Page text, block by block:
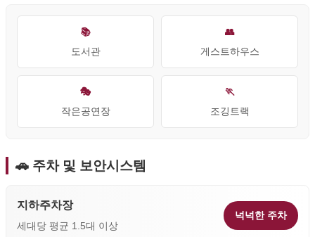
📚
도서관
👥
게스트하우스
🎭
작은공연장
🏃
조깅트랙
🚗 주차 및 보안시스템
지하주차장
세대당 평균 1.5대 이상
넉넉한 주차